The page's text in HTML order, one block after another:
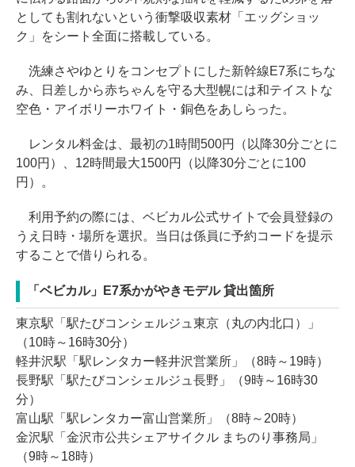
としても割れないという衝撃吸収素材「エッグショッ
ク」をシート全面に搭載している。
洗練さやゆとりをコンセプトにした新幹線E7系にちな
み、日差しから赤ちゃんを守る大型幌には和テイストな
空色・アイボリーホワイト・銅色をあしらった。
レンタル料金は、最初の1時間500円（以降30分ごとに
100円）、12時間最大1500円（以降30分ごとに100
円）。
利用予約の際には、ベビカル公式サイトで会員登録の
うえ日時・場所を選択。当日は係員に予約コードを提示
することで借りられる。
「ベビカル」E7系かがやきモデル 貸出箇所
東京駅「駅たびコンシェルジュ東京（丸の内北口）」
（10時～16時30分）
軽井沢駅「駅レンタカー軽井沢営業所」（8時～19時）
長野駅「駅たびコンシェルジュ長野」（9時～16時30
分）
富山駅「駅レンタカー富山営業所」（8時～20時）
金沢駅「金沢市公共シェアサイクル まちのり事務局」
（9時～18時）